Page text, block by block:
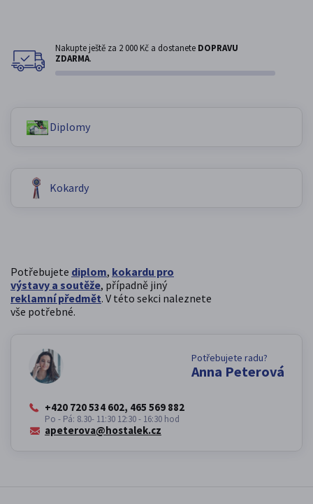
Nakupte ještě za 2 000 Kč a dostanete DOPRAVU
ZDARMA.
Diplomy
Kokardy
Potřebujete diplom, kokardu pro
výstavy a soutěže, případně jiný
reklamní předmět. V této sekci naleznete
vše potřebné.
Potřebujete radu?
Anna Peterová
+420 720 534 602, 465 569 882
Po - Pá: 8.30- 11:30 12:30 - 16:30 hod
apeterova@hostalek.cz